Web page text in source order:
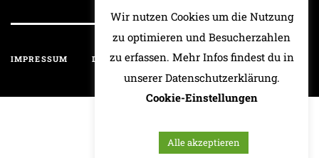
IMPRESSUM DATENSCHUTZ HAFTUNGSAUSSCHLUSS
Wir nutzen Cookies um die Nutzung
zu optimieren und Besucherzahlen
zu erfassen. Mehr Infos findest du in
unserer Datenschutzerklärung.
Cookie-Einstellungen
Alle akzeptieren